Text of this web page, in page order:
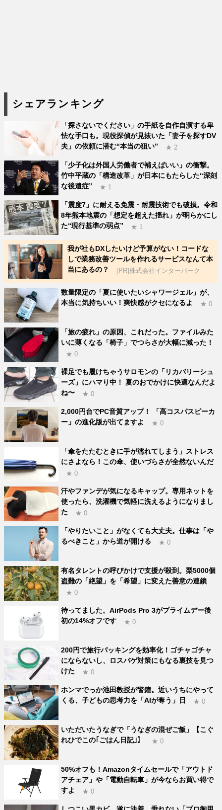
シェアランキング
「探さないでください」の手紙を自作自演する卑
怯な手口も。現役探偵が見抜いた「妻子を探すDV
夫」の依頼に潜む“本当の狙い”
★ 2
「少子化は外国人労働者で補えばいい」の衝撃。
竹中平蔵の「構造改革」が日本にもたらした“深刻
な後遺症”
★ 1
「震度7」に耐える免震・耐震技術でも破損。令和
8年熊本地震の「想定を超えた揺れ」が明らかにし
た“現行基準の弱点”
★ 1
我が社もDXしたいけど予算がない！コードな
しで業務改善ツールを作れるサービスなんて本
当にあるの？
[PR]株式会社インターパーク
数量限定の「夏に使いたいシャワージェル」が、
本当に気持ちいい！爽快感がクセになるよ
★ 0
「旅の疲れ」の原因、これだった。ファイルみた
いに薄くなる「椅子」でつらさが大幅に減った！
★ 0
裸足でも履けちゃうサロモンの「リカバリーシュ
ーズ」にハマり中！ 夏のおでかけに快適なんだよ
ね〜
★ 0
2,000円台でPC音質アップ！ 「高コスパスピーカ
ー」の進化版が出てますよ
★ 0
「傘をたたむときに手が濡れてしまう」ストレス
にさよなら！この傘、使いづらさが全然ないんだ
★ 0
汗やファンデが気になるキャップ。専用ネットを
使ったら、洗濯機で気軽に洗えるようになりまし
た
★ 0
「やりたいこと」がなくても大丈夫。仕事は「や
るべきこと」から道が開ける
★ 0
有名タレントの呼びかけで支援が殺到。梨5000個
盗難の「絶望」を「希望」に変えた善意の連鎖
★ 0
待ってました。AirPods Pro 3がプライムデー後
初の14%オフです
★ 0
200円で旅行パッキングを効率化！ゴチャゴチャ
にならないし、ロスバゲ対策にもなる裏技を見つ
けた
★ 0
ホンマでっか池田教授が警鐘。近いうちにやって
くる、子どもの思考力を「AIが奪う」日
★ 0
いただいたうなぎで「うなぎの混ぜご飯」【こぐ
れひでこの｢ごはん日記｣】
★ 0
50%オフも！Amazonタイムセールで「アウトド
アチェア」や「電動自転車」が今ならお買い得で
すよ
★ 0